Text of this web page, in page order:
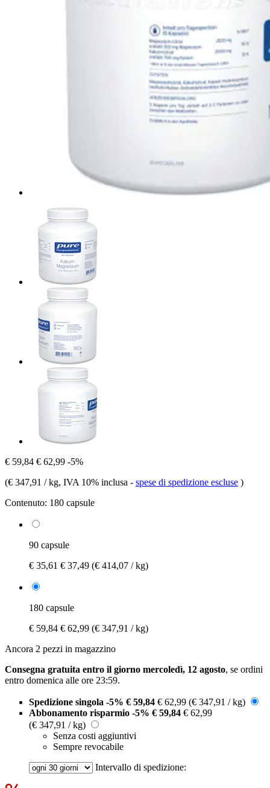
€ 59,84 € 62,99 -5%
(€ 347,91 / kg, IVA 10% inclusa - spese di spedizione escluse )
Contenuto: 180 capsule
90 capsule
€ 35,61 € 37,49 (€ 414,07 / kg)
180 capsule
€ 59,84 € 62,99 (€ 347,91 / kg)
Ancora 2 pezzi in magazzino
Consegna gratuita entro il giorno mercoledì, 12 agosto, se ordini
entro domenica alle ore 23:59.
Spedizione singola -5% € 59,84 € 62,99 (€ 347,91 / kg)
Abbonamento risparmio -5% € 59,84 € 62,99
(€ 347,91 / kg)
Senza costi aggiuntivi
Sempre revocabile
Intervallo di spedizione: